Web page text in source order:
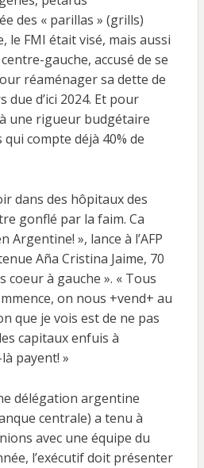
des « parillas » (grills)
le FMI était visé, mais aussi
gauche, accusé de se
réaménager sa dette de
due d’ici 2024. Et pour
une rigueur budgétaire
compte déjà 40% de
dans des hôpitaux des
gonflé par la faim. Ca
Argentine! », lance à l’AFP
Aña Cristina Jaime, 70
coeur à gauche ». « Tous
on nous +vend+ au
que je vois est de ne pas
capitaux enfuis à
payent! »
délégation argentine
centrale) a tenu à
avec une équipe du
l’exécutif doit présenter